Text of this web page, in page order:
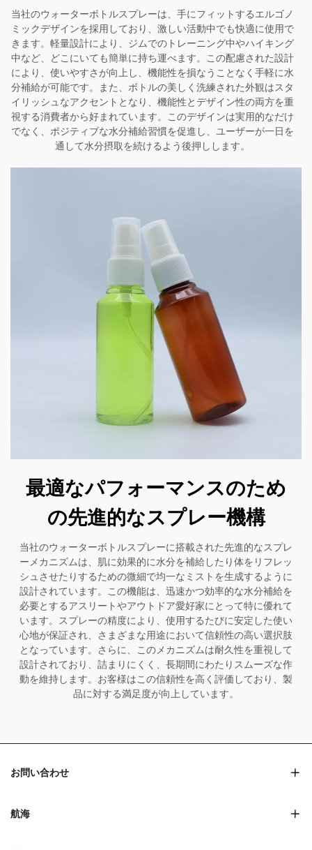
当社のウォーターボトルスプレーは、手にフィットするエルゴノ
ミックデザインを採用しており、激しい活動中でも快適に使用で
きます。軽量設計により、ジムでのトレーニング中やハイキング
中など、どこにいても簡単に持ち運べます。この配慮された設計
により、使いやすさが向上し、機能性を損なうことなく手軽に水
分補給が可能です。また、ボトルの美しく洗練された外観はスタ
イリッシュなアクセントとなり、機能性とデザイン性の両方を重
視する消費者から好まれています。このデザインは実用的なだけ
でなく、ポジティブな水分補給習慣を促進し、ユーザーが一日を
通して水分摂取を続けるよう後押しします。
最適なパフォーマンスのため
の先進的なスプレー機構
当社のウォーターボトルスプレーに搭載された先進的なスプレ
ーメカニズムは、肌に効果的に水分を補給したり体をリフレッ
シュさせたりするための微細で均一なミストを生成するように
設計されています。この機能は、迅速かつ効率的な水分補給を
必要とするアスリートやアウトドア愛好家にとって特に優れて
います。スプレーの精度により、使用するたびに安定した使い
心地が保証され、さまざまな用途において信頼性の高い選択肢
となっています。さらに、このメカニズムは耐久性を重視して
設計されており、詰まりにくく、長期間にわたりスムーズな作
動を維持します。お客様はこの信頼性を高く評価しており、製
品に対する満足度が向上しています。
お問い合わせ
航海